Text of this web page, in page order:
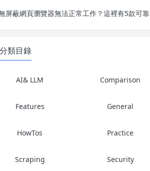
屏蔽網頁瀏覽器無法正常工作？這裡有5款可靠的替代方案
分類目錄
AI& LLM Comparison
Features General
HowTos Practice
Scraping Security